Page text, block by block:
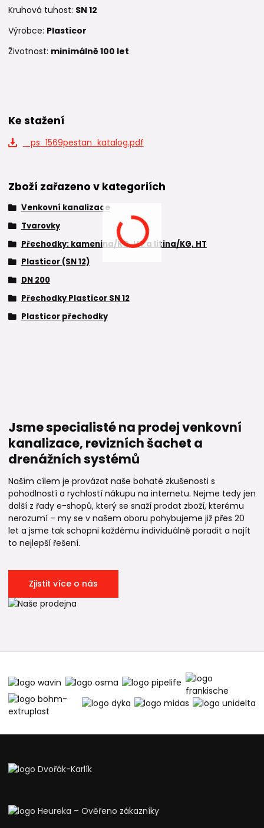
Kruhová tuhost: SN 12
Výrobce: Plasticor
Životnost: minimálně 100 let
Ke stažení
_ps_1569pestan_katalog.pdf
Zboží zařazeno v kategoriích
Venkovní kanalizace
Tvarovky
Přechodky: kamenina/KG, HT a litina/KG, HT
Plasticor (SN 12)
DN 200
Přechodky Plasticor SN 12
Plasticor přechodky
Jsme specialisté na prodej venkovní
kanalizace, revizních šachet a
drenážních systémů
Naším cílem je provázat naše bohaté zkušenosti s
pohodlností a rychlostí nákupu na internetu. Nejme tedy jen
další z řady e-shopů, který se snaží prodat zboží, kterému
nerozumí – my se v našem oboru pohybujeme již přes 20
let a jsme tak schopni každému individuálně poradit a najít
to nejlepší řešení.
Zjistit více o nás